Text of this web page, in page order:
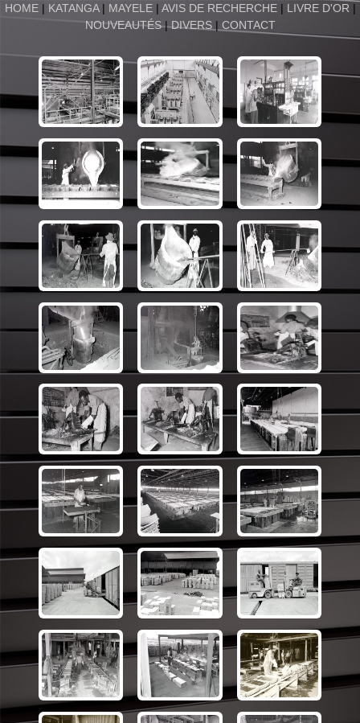
HOME | KATANGA| MAYELE| AVIS DE RECHERCHE| LIVRE D'OR |
NOUVEAUTÉS|DIVERS| CONTACT